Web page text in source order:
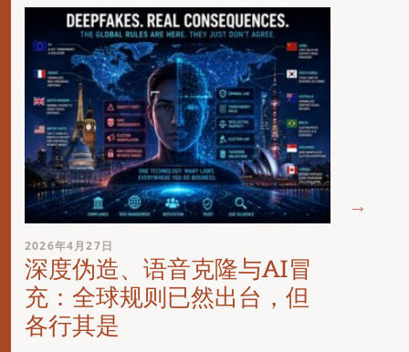
2026年4月27日
深度伪造、语音克隆与AI冒
充：全球规则已然出台，但
各行其是